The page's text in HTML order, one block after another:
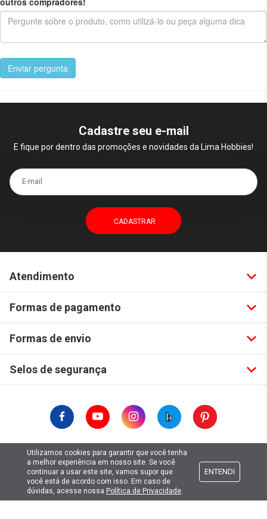
Enviar pergunta
Cadastre seu e-mail
E fique por dentro das promoções e novidades da Lima Hobbies!
E-mail
Atendimento
Formas de pagamento
Formas de envio
Selos de segurança
Copyright © 2019. Todos Os Direitos Reservados.
Lima Hobbies Modelismo Eireli - EPP CNPJ: 00.149.281/0001-49
Utilizamos cookies para garantir que você tenha
a melhor experiência em nosso site. Se você
continuar a usar este site, vamos supor que
você está de acordo com isso. Em caso de
dúvidas, acesse nossa Política de Privacidade.
ENTENDI